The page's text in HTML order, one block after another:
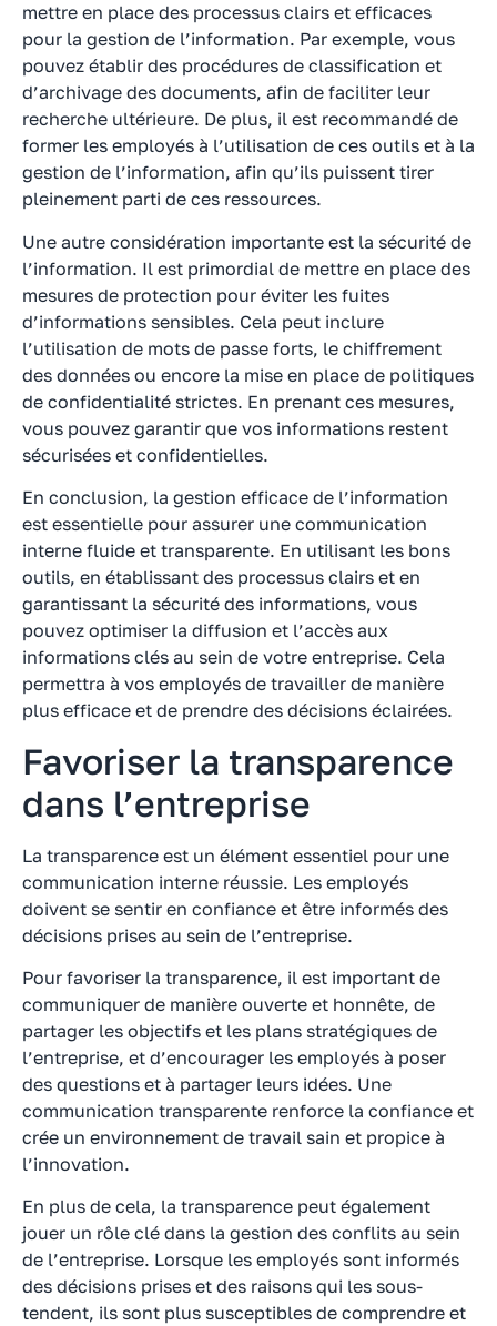
mettre en place des processus clairs et efficaces
pour la gestion de l’information. Par exemple, vous
pouvez établir des procédures de classification et
d’archivage des documents, afin de faciliter leur
recherche ultérieure. De plus, il est recommandé de
former les employés à l’utilisation de ces outils et à la
gestion de l’information, afin qu’ils puissent tirer
pleinement parti de ces ressources.
Une autre considération importante est la sécurité de
l’information. Il est primordial de mettre en place des
mesures de protection pour éviter les fuites
d’informations sensibles. Cela peut inclure
l’utilisation de mots de passe forts, le chiffrement
des données ou encore la mise en place de politiques
de confidentialité strictes. En prenant ces mesures,
vous pouvez garantir que vos informations restent
sécurisées et confidentielles.
En conclusion, la gestion efficace de l’information
est essentielle pour assurer une communication
interne fluide et transparente. En utilisant les bons
outils, en établissant des processus clairs et en
garantissant la sécurité des informations, vous
pouvez optimiser la diffusion et l’accès aux
informations clés au sein de votre entreprise. Cela
permettra à vos employés de travailler de manière
plus efficace et de prendre des décisions éclairées.
Favoriser la transparence
dans l’entreprise
La transparence est un élément essentiel pour une
communication interne réussie. Les employés
doivent se sentir en confiance et être informés des
décisions prises au sein de l’entreprise.
Pour favoriser la transparence, il est important de
communiquer de manière ouverte et honnête, de
partager les objectifs et les plans stratégiques de
l’entreprise, et d’encourager les employés à poser
des questions et à partager leurs idées. Une
communication transparente renforce la confiance et
crée un environnement de travail sain et propice à
l’innovation.
En plus de cela, la transparence peut également
jouer un rôle clé dans la gestion des conflits au sein
de l’entreprise. Lorsque les employés sont informés
des décisions prises et des raisons qui les sous-
tendent, ils sont plus susceptibles de comprendre et